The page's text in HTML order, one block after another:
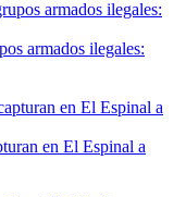
armados ilegales:
en El Espinal a